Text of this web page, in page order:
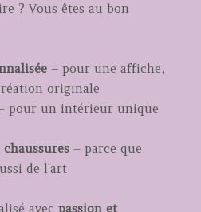
? Vous êtes au bon
– pour une affiche,
originale
pour un intérieur unique
– parce que
de l’art
avec passion et